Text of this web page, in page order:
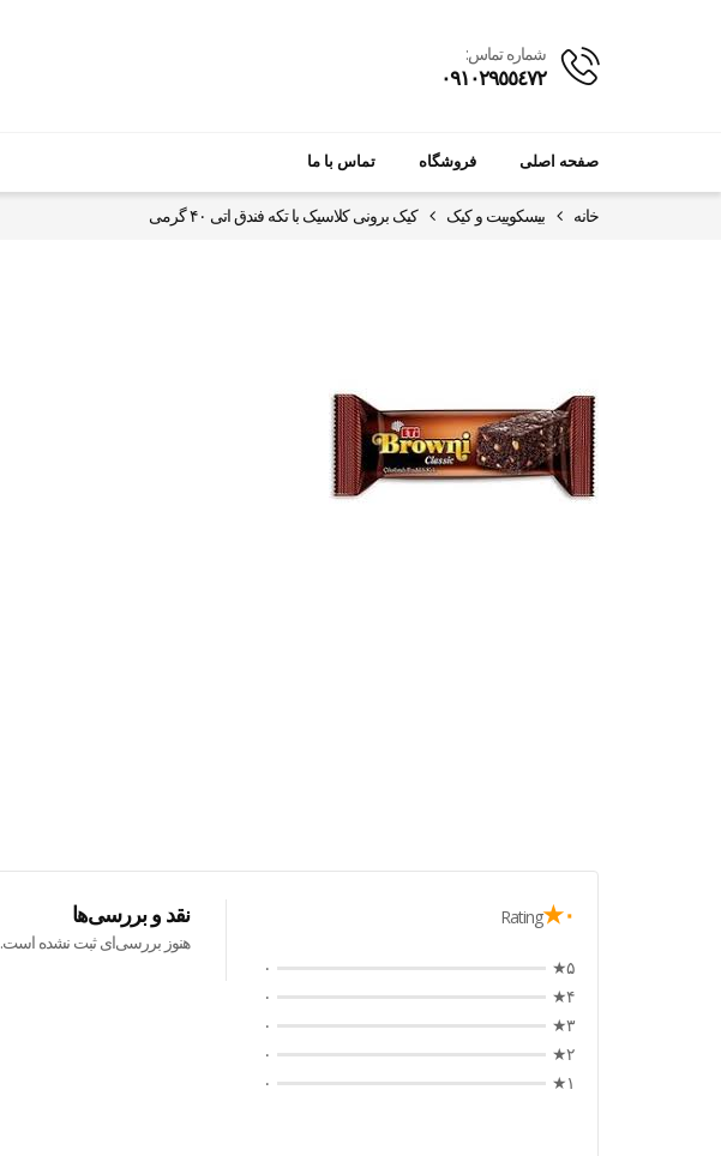
شماره تماس:
٠٩١٠٢٩٥٥٤٧٢
صفحه اصلی فروشگاه تماس با ما
خانه بیسکوییت و کیک کیک برونی کلاسیک با تکه فندق اتی ۴۰ گرمی
۰★ Rating
۵★
۰
۴★
۰
۳★
۰
۲★
۰
۱★
۰
نقد و بررسی‌ها
هنوز بررسی‌ای ثبت نشده است.